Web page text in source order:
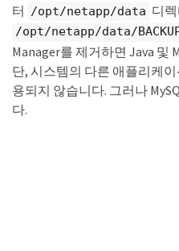
터 /opt/netapp/data 디
/opt/netapp/data/
Manager를 제거하면 Java 및
단, 시스템의 다른 애플리케
용되지 않습니다. 그러나
다.